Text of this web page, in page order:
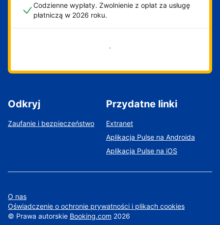
Codzienne wypłaty. Zwolnienie z opłat za usługę
płatniczą w 2026 roku.
Zacznij już teraz
Odkryj
Zaufanie i bezpieczeństwo
Przydatne linki
Extranet
Aplikacja Pulse na Androida
Aplikacja Pulse na iOS
O nas
Oświadczenie o ochronie prywatności i plikach cookies
© Prawa autorskie Booking.com 2026